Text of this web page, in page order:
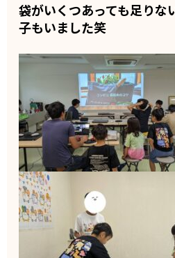
袋がいくつあっても足りな
子もいました笑